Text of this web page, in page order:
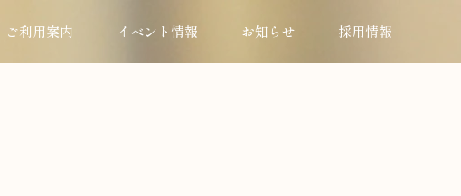
ご利用案内 イベント情報 お知らせ 採用情報